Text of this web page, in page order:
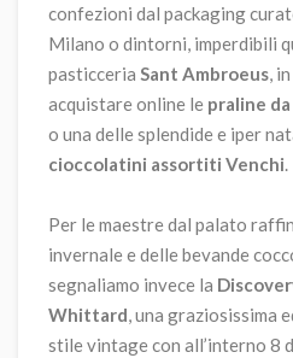
confezioni dal packaging
Milano o dintorni, imperdibili
pasticceria Sant Ambroeus,
acquistare online le praline
o una delle splendide e iper
cioccolatini assortiti Venchi.
Per le maestre dal palato
invernale e delle bevande
segnaliamo invece la
Whittard, una graziosissima
stile vintage con all’interno 8